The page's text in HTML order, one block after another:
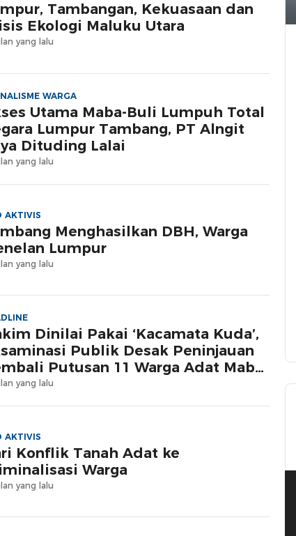
Tambangan, Kekuasaan dan
Ekologi Maluku Utara
yang lalu
WARGA
Utama Maba-Buli Lumpuh Total
Lumpur Tambang, PT Alngit
Dituding Lalai
yang lalu
AKTIVIS
Menghasilkan DBH, Warga
Lumpur
yang lalu
Dinilai Pakai ‘Kacamata Kuda’,
Publik Desak Peninjauan
Putusan 11 Warga Adat Maba
yang lalu
AKTIVIS
Konflik Tanah Adat ke
Warga
yang lalu